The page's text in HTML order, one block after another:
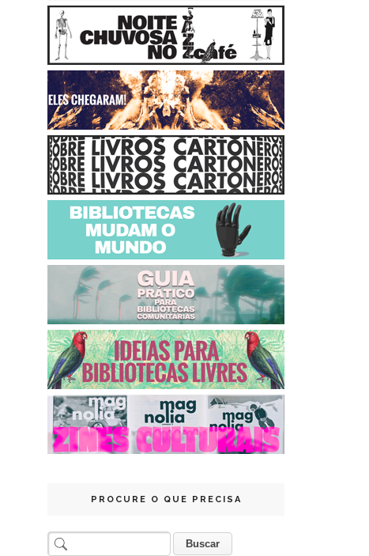
PROCURE O QUE PRECISA